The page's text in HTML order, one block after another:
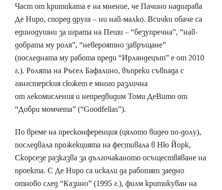
Част от критиката е на мнение, че Пачино надиграва
Де Ниро, според друга – ни най-малко. Всички обаче са
единодушни за играта на Пеши – “безупречна”, “най-
добрата му роля”, “невероятно завръщане”
(последната му работа преди “Ирландецът” е от 2010
г.). Ролята на Ръсел Бафалино, въпреки съвпада с
гангстерския сюжет е много различна
от лекомисления и непредвидим Томи ДеВито от
“Добри момчета” (“Goodfellas”).
По време на пресконференция (цялото видео по-долу),
последвала прожекцията на фестивала в Ню Йорк,
Скорсезе разказва за дългочаканото осъществяване на
проекта. С Де Ниро са искали да работят заедно
отново след “Казино” (1995 г.), филм критикуван на